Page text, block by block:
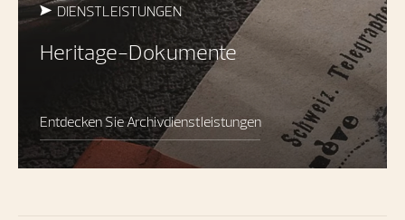
DIENSTLEISTUNGEN
Heritage-Dokumente
Entdecken Sie Archivdienstleistungen